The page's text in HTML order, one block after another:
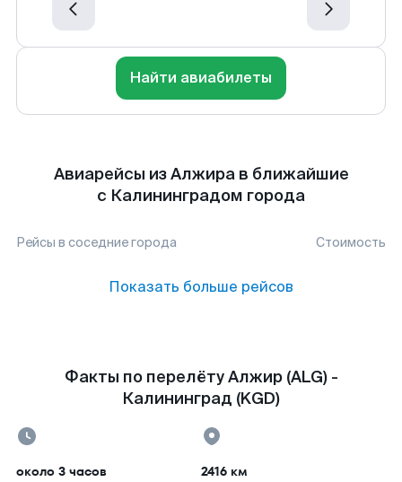
Найти авиабилеты
Авиарейсы из Алжира в ближайшие
с Калининградом города
Рейсы в соседние города Стоимость
Показать больше рейсов
Факты по перелёту Алжир (ALG) -
Калининград (KGD)
около 3 часов 2416 км